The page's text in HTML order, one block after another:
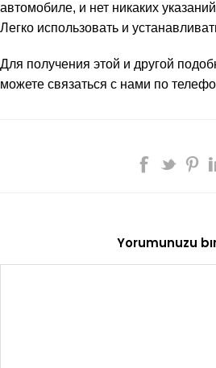
автомобиле, и нет никаких
Легко использовать и
Для получения этой и другой
можете связаться с нами по
Yorumunuzu